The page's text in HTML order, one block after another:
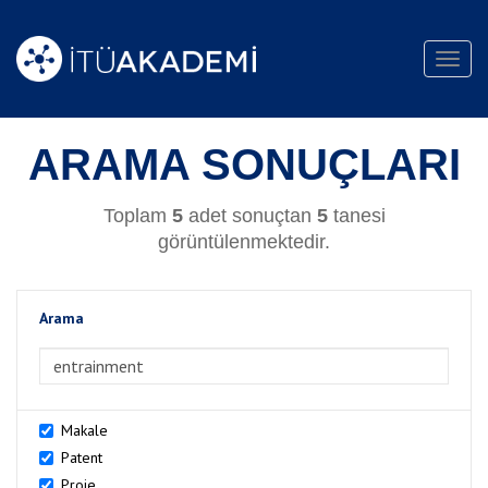
ARAMA SONUÇLARI
Toplam 5adet sonuçtan 5tanesi
görüntülenmektedir.
Arama
Makale
Patent